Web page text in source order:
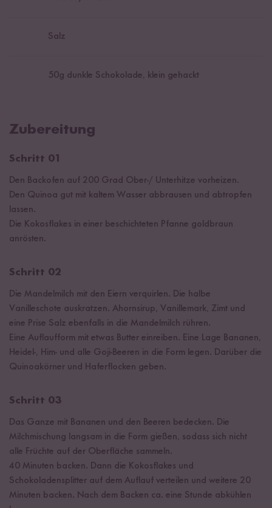
Salz
50g dunkle Schokolade, klein gehackt
Zubereitung
Schritt 01
Den Backofen auf 200 Grad Ober-/ Unterhitze vorheizen.
Den Quinoa gut mit kaltem Wasser abbrausen und abtropfen
lassen.
Die Kokosflakes in einer beschichteten Pfanne goldbraun
anrösten.
Schritt 02
Die Mandelmilch mit den Eiern verquirlen. Die halbe
Vanilleschote auskratzen. Ahornsirup, Vanillemark, Zimt und
eine Prise Salz ebenfalls in die Mandelmilch rühren.
Eine Auflaufform mit etwas Butter einreiben. Eine Lage Bananen,
Heidel-, Him- und alle Goji-Beeren in die Form legen. Darüber die
Quinoakörner und Haferflocken geben.
Schritt 03
Das Ganze mit Bananen und den Beeren bedecken. Die
Milchmischung langsam in die Form gießen, sodass sich nicht
alle Früchte auf der Oberfläche sammeln.
40 Minuten backen. Dann die Kokosflakes und
Schokoladensplitter auf dem Auflauf verteilen und weitere 20
Minuten backen. Nach dem Backen ca. eine Stunde abkühlen